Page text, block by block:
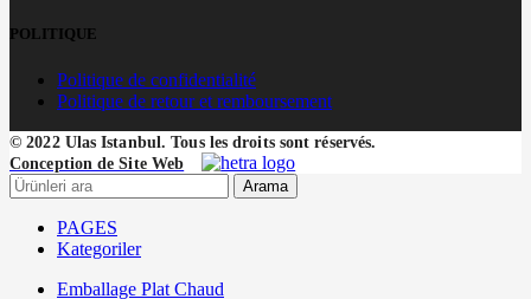
POLITIQUE
Politique de confidentialité
Politique de retour et remboursement
© 2022 Ulas Istanbul. Tous les droits sont réservés.
Conception de Site Web
Arama
PAGES
Kategoriler
Emballage Plat Chaud